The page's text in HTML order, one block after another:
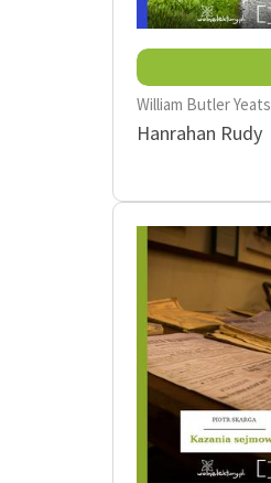
William Butler Yeats
Hanrahan Rudy